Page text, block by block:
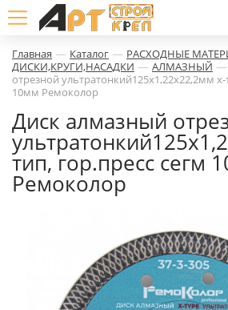
Главная — Каталог — РАСХОДНЫЕ
ДИСКИ,КРУГИ,НАСАДКИ — АЛМАЗНЫЙ —
отрезной ультратонкий125х1,22х22,2мм х-
10мм Ремоколор
Диск алмазный
тип, гор.пресс сегм
Ремоколор